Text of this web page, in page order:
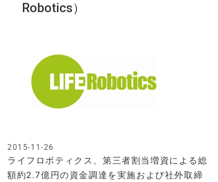
Robotics）
ライフロボティクス、第三者割当増資による総
額約2.7億円の資金調達を実施および社外取締
2015-11-26